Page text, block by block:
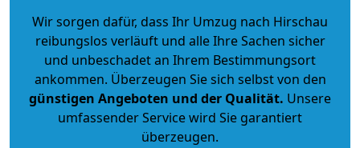
Wir sorgen dafür, dass Ihr Umzug nach Hirschau
reibungslos verläuft und alle Ihre Sachen sicher
und unbeschadet an Ihrem Bestimmungsort
ankommen. Überzeugen Sie sich selbst von den
günstigen Angeboten und der Qualität. Unsere
umfassender Service wird Sie garantiert
überzeugen.